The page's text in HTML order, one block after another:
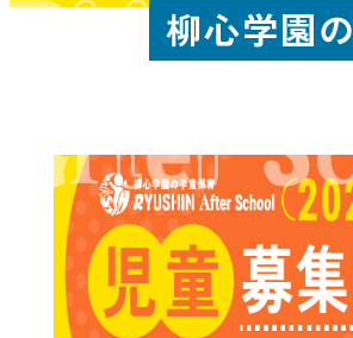
柳心学園の